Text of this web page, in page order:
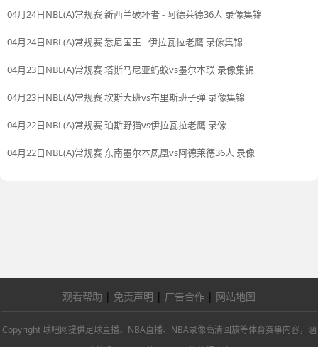
04月24日NBL(A)常规赛 新西兰破坏者 - 阿德莱德36人 录像集锦
04月24日NBL(A)常规赛 悉尼国王 - 伊拉瓦拉老鹰 录像集锦
04月23日NBL(A)常规赛 塔斯马尼亚蚂蚁vs墨尔本联 录像集锦
04月23日NBL(A)常规赛 坎斯大班vs布里斯班子弹 录像集锦
04月22日NBL(A)常规赛 珀斯野猫vs伊拉瓦拉老鹰 录像
04月22日NBL(A)常规赛 东南墨尔本凤凰vs阿德莱德36人 录像
观看帮助 | 免责声明 | 广告合作 | 网站地图
Copyright 球吧网提供足球直播、NBA直播、NBA录像高清回放等体育赛事内容，涵